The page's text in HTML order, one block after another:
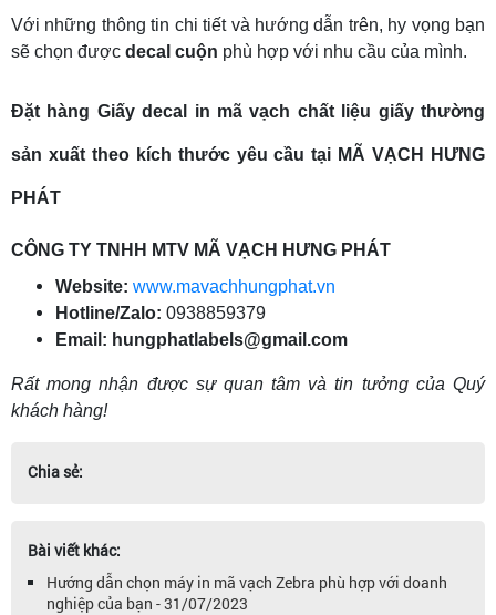
Với những thông tin chi tiết và hướng dẫn trên, hy vọng bạn
sẽ chọn được decal cuộn phù hợp với nhu cầu của mình.
Đặt hàng Giấy decal in mã vạch chất liệu giấy thường
sản xuất theo kích thước yêu cầu tại MÃ VẠCH HƯNG
PHÁT
CÔNG TY TNHH MTV MÃ VẠCH HƯNG PHÁT
Website: www.mavachhungphat.vn
Hotline/Zalo: 0938859379
Email: hungphatlabels@gmail.com
Rất mong nhận được sự quan tâm và tin tưởng của Quý
khách hàng!
Chia sẻ:
Bài viết khác:
Hướng dẫn chọn máy in mã vạch Zebra phù hợp với doanh
nghiệp của bạn - 31/07/2023